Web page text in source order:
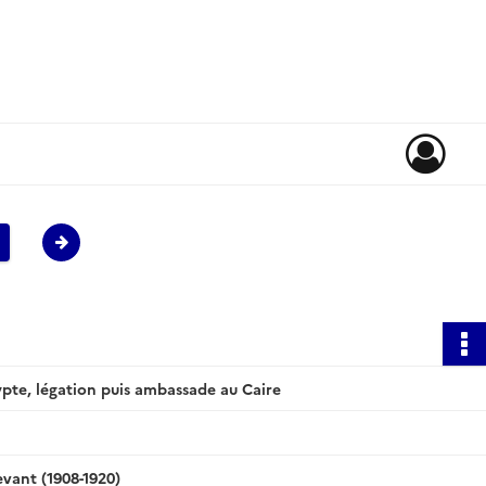
légation puis ambassade au Caire
(1908-1920)